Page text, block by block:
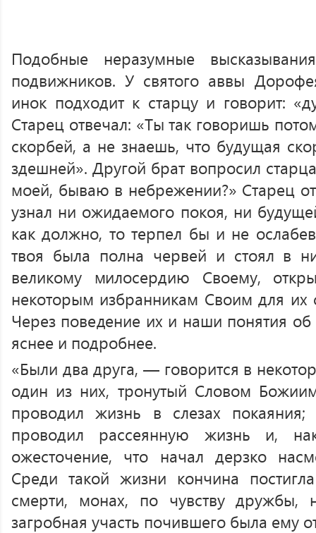
Подобные неразумные
подвижников. У святого аввы
инок подходит к старцу и говорит:
Старец отвечал: «Ты так говоришь
скорбей, а не знаешь, что будущая
здешней». Другой брат вопросил
моей, бываю в небрежении?» Старец
узнал ни ожидаемого покоя, ни
как должно, то терпел бы и не
твоя была полна червей и стоял в
великому милосердию Своему,
некоторым избранникам Своим для их
Через поведение их и наши понятия об
яснее и подробнее.
«Были два друга, — говорится в
один из них, тронутый Словом
проводил жизнь в слезах
проводил рассеянную жизнь и,
ожесточение, что начал дерзко
Среди такой жизни кончина
смерти, монах, по чувству дружбы,
загробная участь почившего была ему